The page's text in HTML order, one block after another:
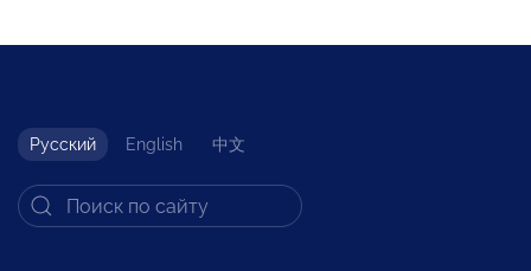
Русский English 中文